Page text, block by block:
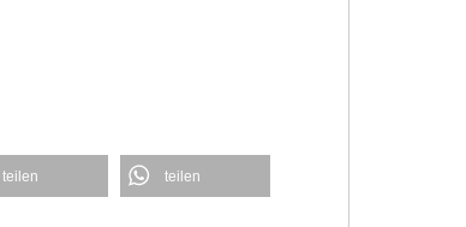
teilen teilen